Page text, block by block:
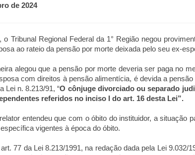
de 2024
o Tribunal Regional Federal da 1° Região negou
ao rateio da pensão por morte deixada pelo seu ex-
alegou que a pensão por morte deveria ser paga no
com direitos à pensão alimentícia, é devida a
Lei n. 8.213/91, “O cônjuge divorciado ou separado
referidos no inciso I do art. 16 desta Lei”.
entendeu que com o óbito do instituidor, a
vigentes à época do óbito.
77 da Lei 8.213/1991, na redação dada pela Lei